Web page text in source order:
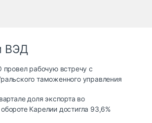
ВЭД
провел рабочую встречу с
таможенного управления
доля экспорта во
Карелии достигла 93,6%